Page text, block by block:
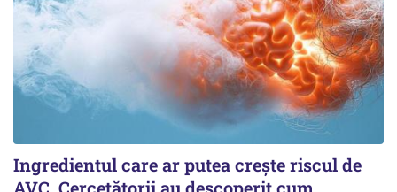
Ingredientul care ar putea crește riscul de
AVC. Cercetătorii au descoperit cum